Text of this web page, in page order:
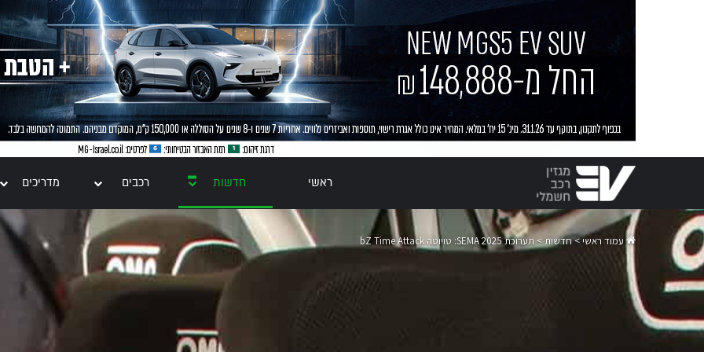
ראשי חדשות רכבים מדריכים
עמוד ראשי>חדשות> תערוכת SEMA 2025: טויוטה bZ Time Attack